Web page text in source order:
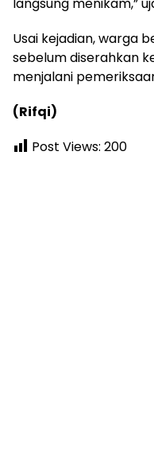
Usai kejadian, warga
sebelum diserahkan
menjalani
(Rifqi)
Post Views: 200